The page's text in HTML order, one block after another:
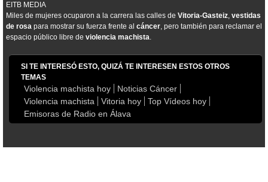
EITB MEDIA
Miles de mujeres ocuparon a la carrera las calles de Vitoria-Gasteiz, vestidas
de rosa para mostrar su fuerza frente al cáncer, pero también para reclamar el
espacio público libre de violencia machista.
SI TE INTERESÓ ESTO, QUIZÁ TE INTERESEN ESTOS OTROS
TEMAS
Violencia machista hoy
Noticias Cáncer
Violencia machista
Vitoria hoy
Top Vídeos hoy
Emisoras de Radio en Álava